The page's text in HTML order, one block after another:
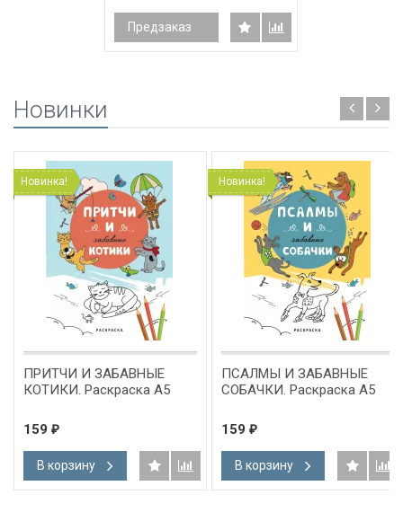
Предзаказ
Новинки
Новинка!
ПРИТЧИ И ЗАБАВНЫЕ
КОТИКИ. Раскраска А5
159 ₽
В корзину
Новинка!
ПСАЛМЫ И ЗАБАВНЫЕ
СОБАЧКИ. Раскраска А5
159 ₽
В корзину